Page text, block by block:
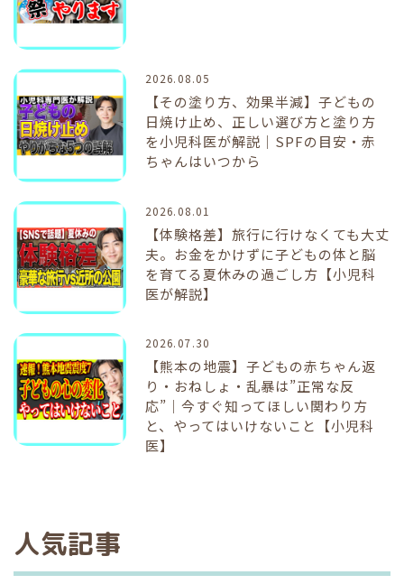
2026.08.05
【その塗り方、効果半減】子どもの
日焼け止め、正しい選び方と塗り方
を小児科医が解説｜SPFの目安・赤
ちゃんはいつから
2026.08.01
【体験格差】旅行に行けなくても大丈
夫。お金をかけずに子どもの体と脳
を育てる夏休みの過ごし方【小児科
医が解説】
2026.07.30
【熊本の地震】子どもの赤ちゃん返
り・おねしょ・乱暴は”正常な反
応”｜今すぐ知ってほしい関わり方
と、やってはいけないこと【小児科
医】
人気記事